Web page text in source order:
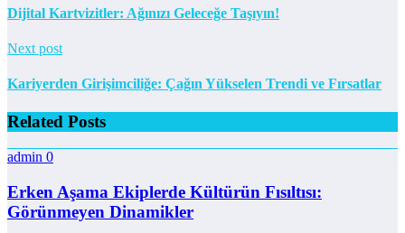
Dijital Kartvizitler: Ağınızı Geleceğe Taşıyın!
Next post
Kariyerden Girişimciliğe: Çağın Yükselen Trendi ve Fırsatlar
Related Posts
admin 0
Erken Aşama Ekiplerde Kültürün Fısıltısı:
Görünmeyen Dinamikler